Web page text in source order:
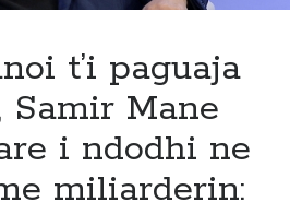
t’i paguaja
Samir Mane
i ndodhi ne
miliarderin: